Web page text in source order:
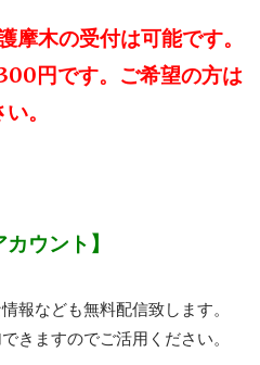
摩木の受付は可能です。
円です。ご希望の方は
。
ウント】
報なども無料配信致します。
きますのでご活用ください。